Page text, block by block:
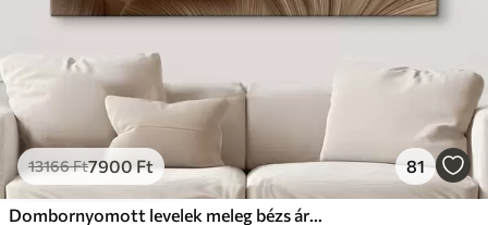
13166Ft7900 Ft 81
Dombornyomott levelek meleg bézs árnyalatokban